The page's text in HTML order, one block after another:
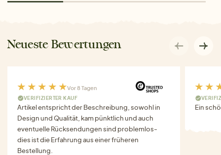
Neueste Bewertungen
Vor 8 Tagen
VERIFIZIERTER KAUF
Artikel entspricht der Beschreibung, sowohl in
Design und Qualität, kam pünktlich und auch
eventuelle Rücksendungen sind problemlos-
dies ist die Erfahrung aus einer früheren
Bestellung.
Ein